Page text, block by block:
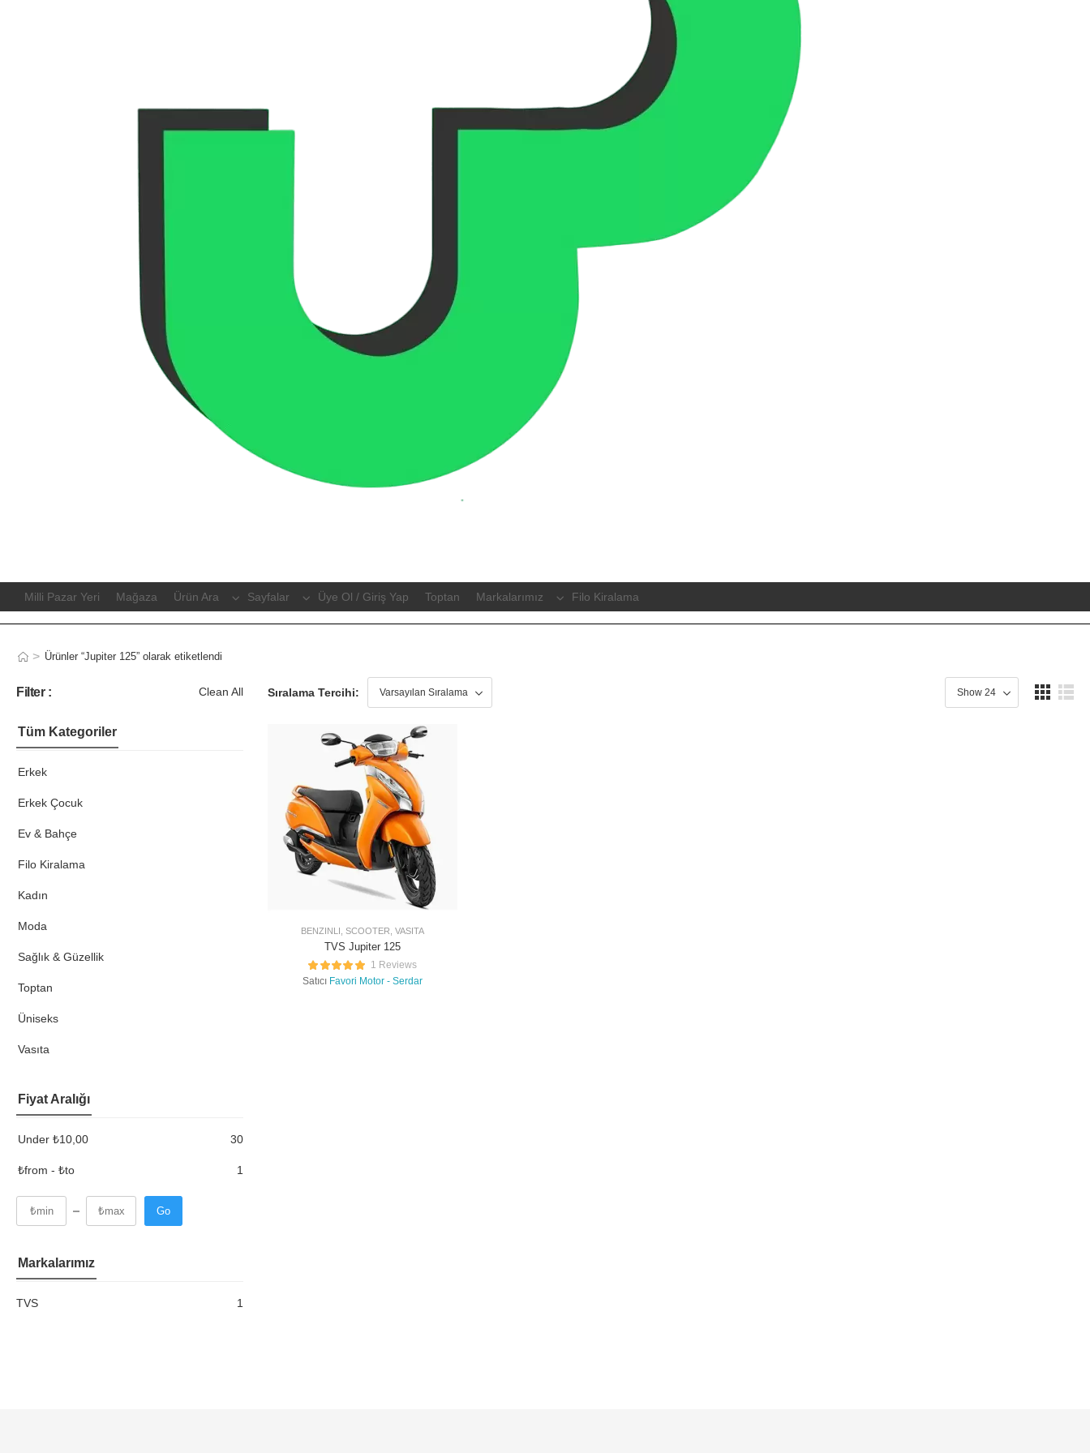
Milli Pazar Yeri Mağaza Ürün Ara Sayfalar Üye Ol / Giriş Yap Toptan Markalarımız Filo Kiralama
> Ürünler “Jupiter 125” olarak etiketlendi
Filter : Clean All
Tüm Kategoriler
Erkek
Erkek Çocuk
Ev & Bahçe
Filo Kiralama
Kadın
Moda
Sağlık & Güzellik
Toptan
Üniseks
Vasıta
Fiyat Aralığı
Under ₺10,00 30
₺from - ₺to 1
Go
Markalarımız
TVS 1
Sıralama Tercihi:
BENZINLI SCOOTER VASITA
TVS Jupiter 125
1 Reviews
Satıcı Favori Motor - Serdar